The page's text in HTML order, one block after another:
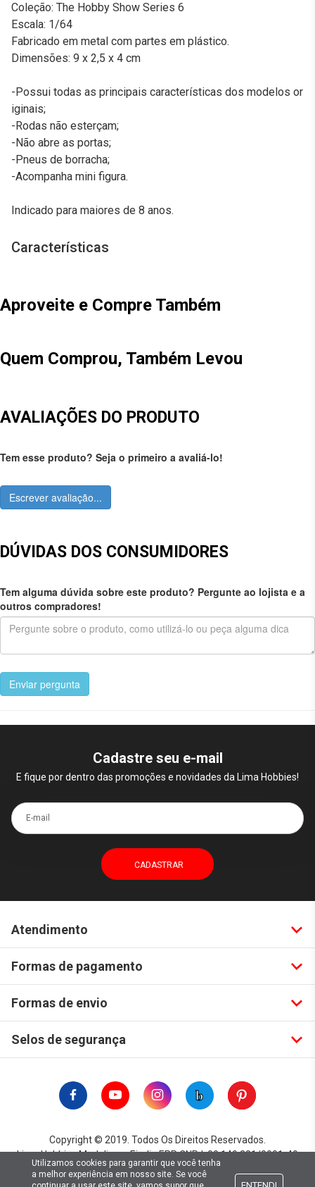
Coleção: The Hobby Show Series 6
Escala: 1/64
Fabricado em metal com partes em plástico.
Dimensões: 9 x 2,5 x 4 cm
-Possui todas as principais características dos modelos or
iginais;
-Rodas não esterçam;
-Não abre as portas;
-Pneus de borracha;
-Acompanha mini figura.
Indicado para maiores de 8 anos.
Características
Aproveite e Compre Também
Quem Comprou, Também Levou
AVALIAÇÕES DO PRODUTO
Tem esse produto? Seja o primeiro a avaliá-lo!
Escrever avaliação...
DÚVIDAS DOS CONSUMIDORES
Tem alguma dúvida sobre este produto? Pergunte ao lojista e a
outros compradores!
Enviar pergunta
Cadastre seu e-mail
E fique por dentro das promoções e novidades da Lima Hobbies!
E-mail
Atendimento
Formas de pagamento
Formas de envio
Selos de segurança
Copyright © 2019. Todos Os Direitos Reservados.
Lima Hobbies Modelismo Eireli - EPP CNPJ: 00.149.281/0001-49
Utilizamos cookies para garantir que você tenha
a melhor experiência em nosso site. Se você